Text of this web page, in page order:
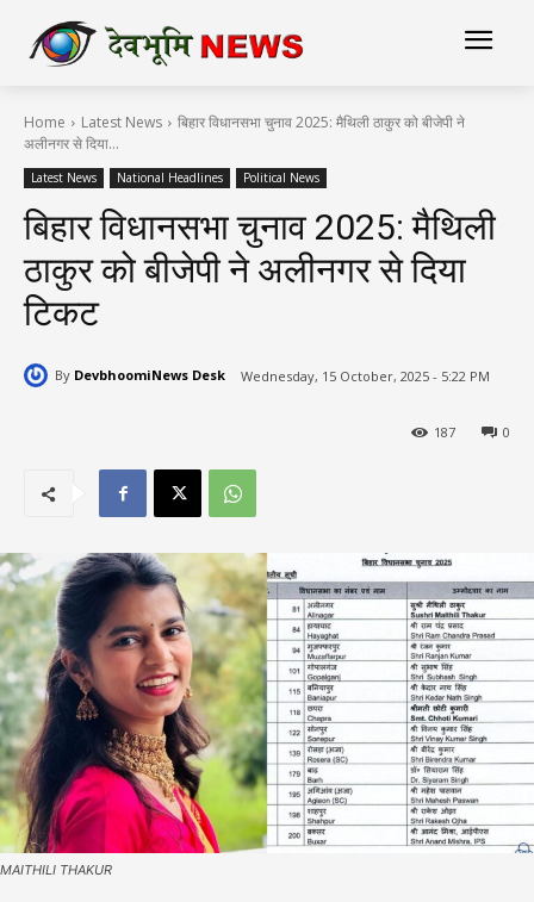
Home Latest News
बिहार विधानसभा चुनाव 2025: मैथिली ठाकुर को बीजेपी ने
अलीनगर से दिया...
Latest News National Headlines Political News
बिहार विधानसभा चुनाव 2025: मैथिली
ठाकुर को बीजेपी ने अलीनगर से दिया
टिकट
By DevbhoomiNews Desk Wednesday, 15 October, 2025 - 5:22 PM
0
187
MAITHILI THAKUR